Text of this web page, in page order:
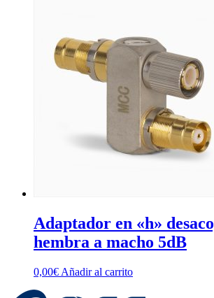
Adaptador en «h»
hembra a macho 5dB
0,00€ Añadir al carrito